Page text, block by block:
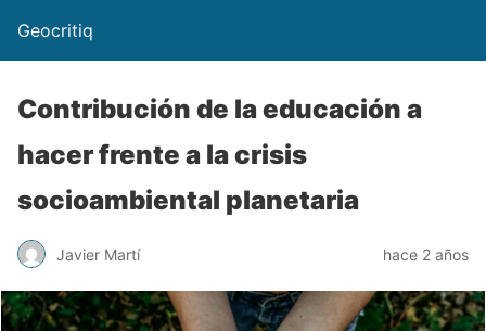
Geocritiq
Contribución de la educación a
hacer frente a la crisis
socioambiental planetaria
Javier Martí hace 2 años